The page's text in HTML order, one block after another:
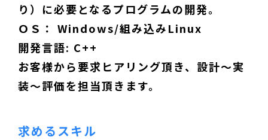
り）に必要となるプログラムの開発。
ＯＳ： Windows/組み込みLinux
開発言語: C++
お客様から要求ヒアリング頂き、設計〜実
装〜評価を担当頂きます。
求めるスキル